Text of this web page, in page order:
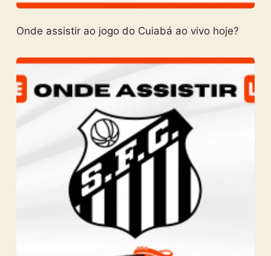
Onde assistir ao jogo do Cuiabá ao vivo hoje?